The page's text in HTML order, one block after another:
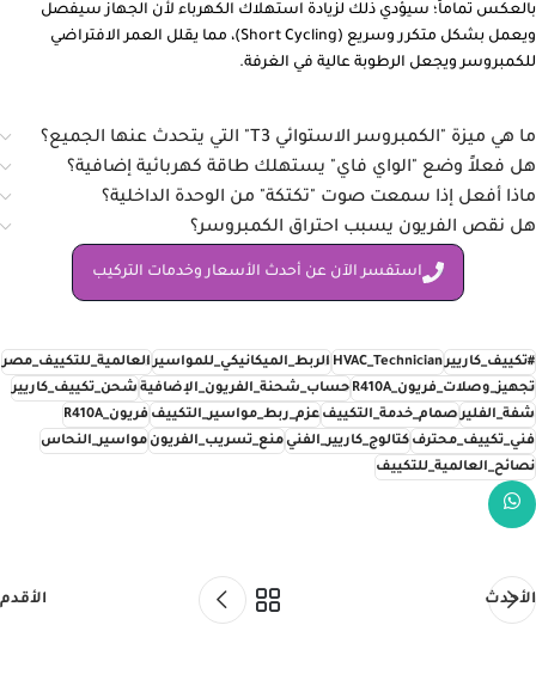
بالعكس تماماً؛ سيؤدي ذلك لزيادة استهلاك الكهرباء لأن الجهاز سيفصل
ويعمل بشكل متكرر وسريع (Short Cycling)، مما يقلل العمر الافتراضي
للكمبروسر ويجعل الرطوبة عالية في الغرفة.
ما هي ميزة "الكمبروسر الاستوائي T3" التي يتحدث عنها الجميع؟
هل فعلاً وضع "الواي فاي" يستهلك طاقة كهربائية إضافية؟
ماذا أفعل إذا سمعت صوت "تكتكة" من الوحدة الداخلية؟
هل نقص الفريون يسبب احتراق الكمبروسر؟
استفسر الآن عن أحدث الأسعار وخدمات التركيب
#تكييف_كاريير HVAC_Technician الربط_الميكانيكي_للمواسير العالمية_للتكييف_مصر
تجهيز_وصلات_فريون_R410A
حساب_شحنة_الفريون_الإضافيةشحن_تكييف_كاريير
شفة_الفلير صمام_خدمة_التكييف عزم_ربط_مواسير_التكييف فريون_R410A
فني_تكييف_محترف كتالوج_كاريير_الفني منع_تسريب_الفريون مواسير_النحاس
نصائح_العالمية_للتكييف
الأحدث الأقدم